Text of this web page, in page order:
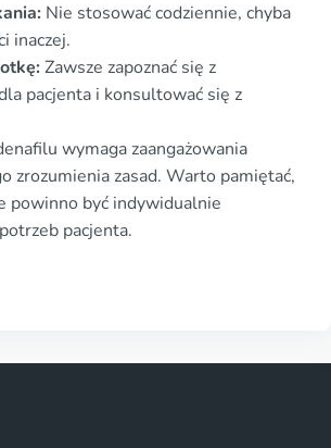
Nie stosować codziennie, chyba
inaczej.
Zawsze zapoznać się z
pacjenta i konsultować się z
wymaga zaangażowania
zrozumienia zasad. Warto pamiętać,
powinno być indywidualnie
pacjenta.